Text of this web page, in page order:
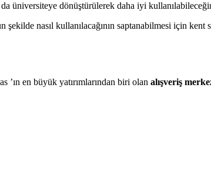
üniversiteye dönüştürülerek daha iyi
nasıl kullanılacağının saptanabilmesi için kent
’ın en büyük yatırımlarından biri olan alışveriş